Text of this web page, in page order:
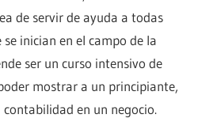
de servir de ayuda a todas
inician en el campo de la
ser un curso intensivo de
mostrar a un principiante,
en un negocio.